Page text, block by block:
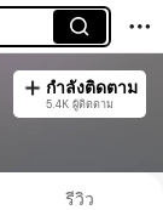
กำลังติดตาม
5.4K ผู้ติดตาม
รีวิว